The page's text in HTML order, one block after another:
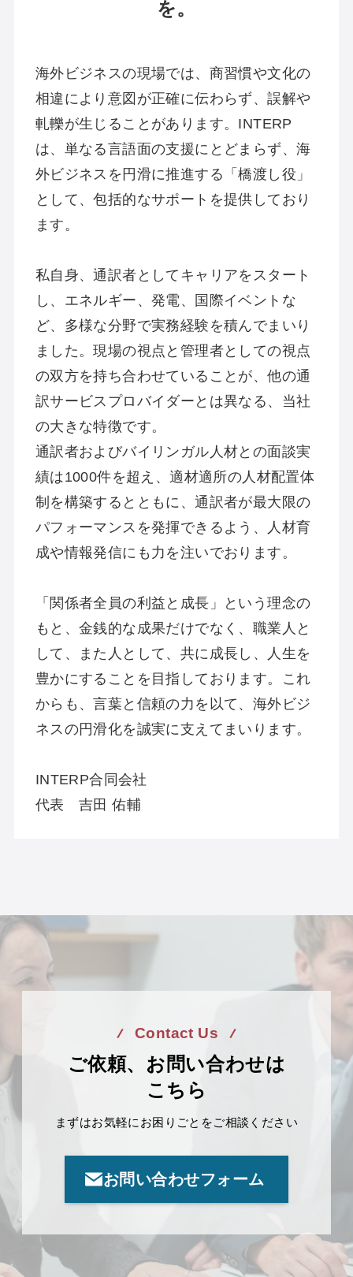
を。
海外ビジネスの現場では、商習慣や文化の
相違により意図が正確に伝わらず、誤解や
軋轢が生じることがあります。INTERP
は、単なる言語面の支援にとどまらず、海
外ビジネスを円滑に推進する「橋渡し役」
として、包括的なサポートを提供しており
ます。
私自身、通訳者としてキャリアをスタート
し、エネルギー、発電、国際イベントな
ど、多様な分野で実務経験を積んでまいり
ました。現場の視点と管理者としての視点
の双方を持ち合わせていることが、他の通
訳サービスプロバイダーとは異なる、当社
の大きな特徴です。
通訳者およびバイリンガル人材との面談実
績は1000件を超え、適材適所の人材配置体
制を構築するとともに、通訳者が最大限の
パフォーマンスを発揮できるよう、人材育
成や情報発信にも力を注いでおります。
「関係者全員の利益と成長」という理念の
もと、金銭的な成果だけでなく、職業人と
して、また人として、共に成長し、人生を
豊かにすることを目指しております。これ
からも、言葉と信頼の力を以て、海外ビジ
ネスの円滑化を誠実に支えてまいります。
INTERP合同会社
代表 吉田 佑輔
Contact Us
ご依頼、お問い合わせは
こちら
まずはお気軽にお困りごとをご相談ください
お問い合わせフォーム